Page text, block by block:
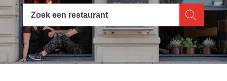
Zoek een restaurant